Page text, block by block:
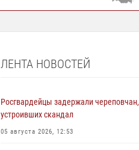
ЛЕНТА НОВОСТЕЙ
Росгвардейцы задержали череповчан,
устроивших скандал
05 августа 2026, 12:53